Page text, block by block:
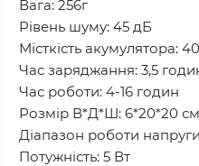
Вага: 256г
Рівень шуму: 45 дБ
Місткість акумулятора:
Час заряджання: 3,5
Час роботи: 4-16 годин
Розмір В*Д*Ш: 6*20*20 см
Діапазон роботи
Потужність: 5 Вт